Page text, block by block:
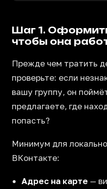
Шаг 1.
чтобы она
Прежде чем тратить
проверьте: если
вашу группу, он
предлагаете, где
попасть?
Минимум для
ВКонтакте:
Адрес на карте —